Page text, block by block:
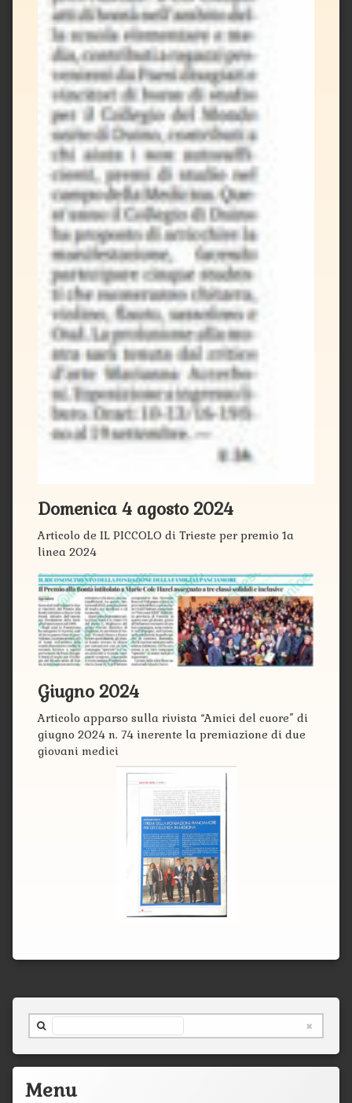
Domenica 4 agosto 2024
Articolo de IL PICCOLO di Trieste per premio 1a
linea 2024
Giugno 2024
Articolo apparso sulla rivista “Amici del cuore” di
giugno 2024 n. 74 inerente la premiazione di due
giovani medici
Menu